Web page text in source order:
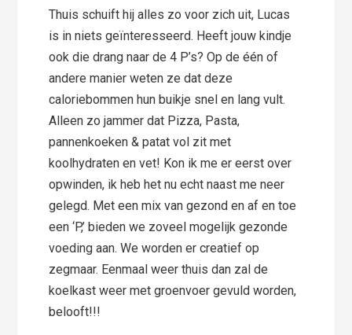
Thuis schuift hij alles zo voor zich uit, Lucas
is in niets geïnteresseerd. Heeft jouw kindje
ook die drang naar de 4 P’s? Op de één of
andere manier weten ze dat deze
caloriebommen hun buikje snel en lang vult.
Alleen zo jammer dat Pizza, Pasta,
pannenkoeken & patat vol zit met
koolhydraten en vet! Kon ik me er eerst over
opwinden, ik heb het nu echt naast me neer
gelegd. Met een mix van gezond en af en toe
een ‘P,’ bieden we zoveel mogelijk gezonde
voeding aan. We worden er creatief op
zegmaar. Eenmaal weer thuis dan zal de
koelkast weer met groenvoer gevuld worden,
belooft!!!